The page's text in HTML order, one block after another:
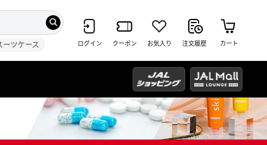
ーツケース ログイン クーポン お気入り 注文履歴 カート